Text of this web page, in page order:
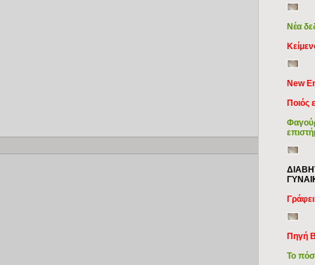
Νέα
New
Ποιός
Πηγή
Το